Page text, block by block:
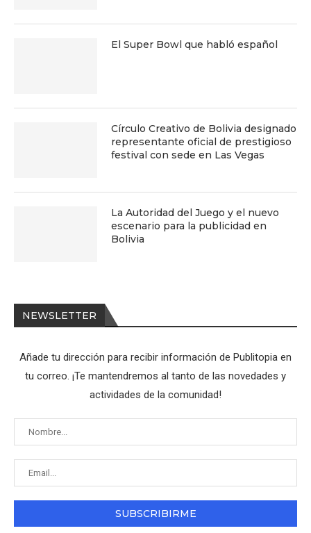
El Super Bowl que habló español
Círculo Creativo de Bolivia designado
representante oficial de prestigioso
festival con sede en Las Vegas
La Autoridad del Juego y el nuevo
escenario para la publicidad en
Bolivia
NEWSLETTER
Añade tu dirección para recibir información de Publitopia en
tu correo. ¡Te mantendremos al tanto de las novedades y
actividades de la comunidad!